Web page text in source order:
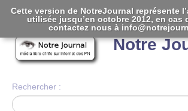
Notre
Rechercher :
Cette version de NotreJournal représente
utilisée jusqu’en octobre 2012, en cas
contactez nous à